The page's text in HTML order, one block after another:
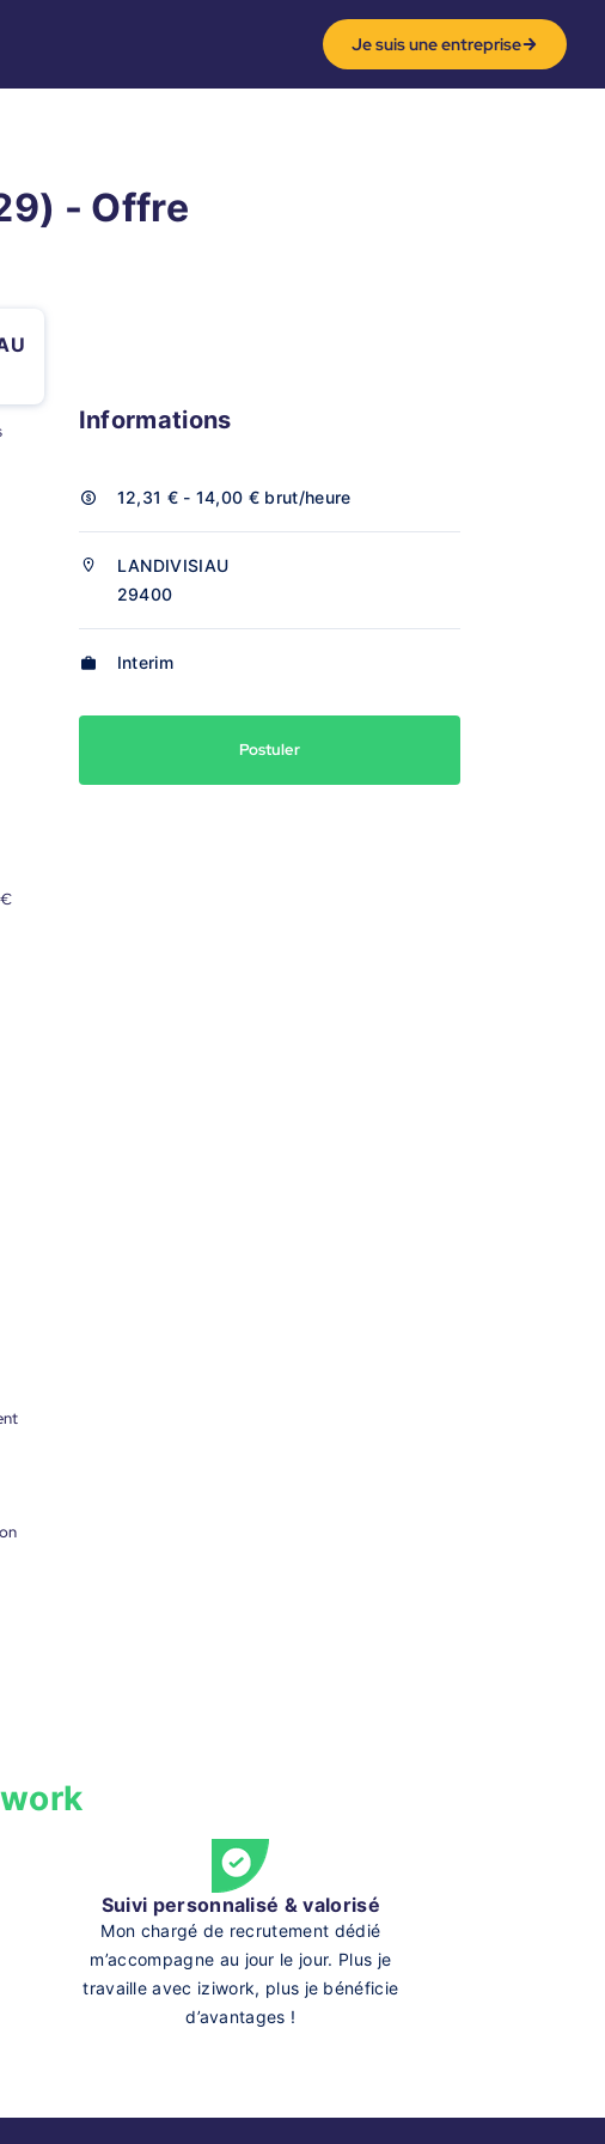
Je suis une entreprise
- Offre
Informations
12,31 € - 14,00 € brut/heure
LANDIVISIAU
29400
Interim
Postuler
Suivi personnalisé & valorisé
Mon chargé de recrutement dédié
m’accompagne au jour le jour. Plus je
travaille avec iziwork, plus je bénéficie
d’avantages !